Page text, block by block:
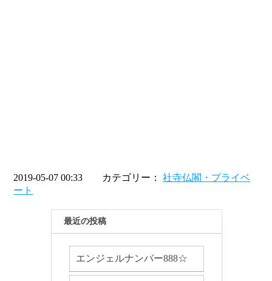
2019-05-07 00:33 カテゴリー：社寺仏閣・プライベ
ート
最近の投稿
エンジェルナンバー888☆